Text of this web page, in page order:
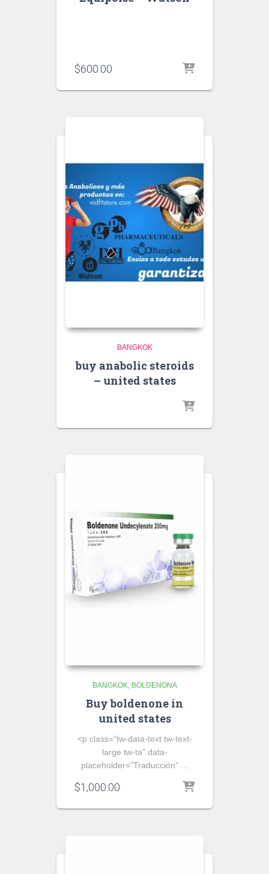
$600.00
BANGKOK
buy anabolic steroids
– united states
BANGKOK BOLDENONA
Buy boldenone in
united states
<p class="tw-data-text tw-text-
large tw-ta" data-
placeholder="Traducción" ...
$1,000.00